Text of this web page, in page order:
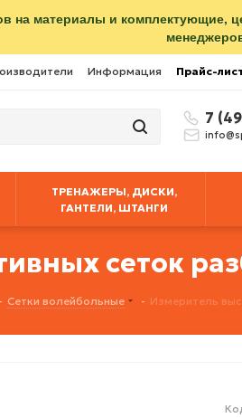
на материалы и комплектующие,
Информация Прайс-
7
ТРЕНАЖЕРЫ, ДИСКИ,
ГАНТЕЛИ, ШТАНГИ
сеток
- Сетки волейбольные - Измеритель